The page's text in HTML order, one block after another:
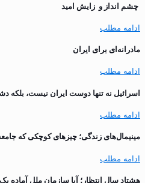
چشم انداز و زایش امید
ادامه مطلب
مادرانه‌ای برای ایران
ادامه مطلب
اسرائیل نه تنها دوست ایران نیست،
ادامه مطلب
مینیمال‌های زندگی؛ چیزهای کوچکی که
ادامه مطلب
هشتاد سال انتظار؛ آیا سازمان ملل آماده